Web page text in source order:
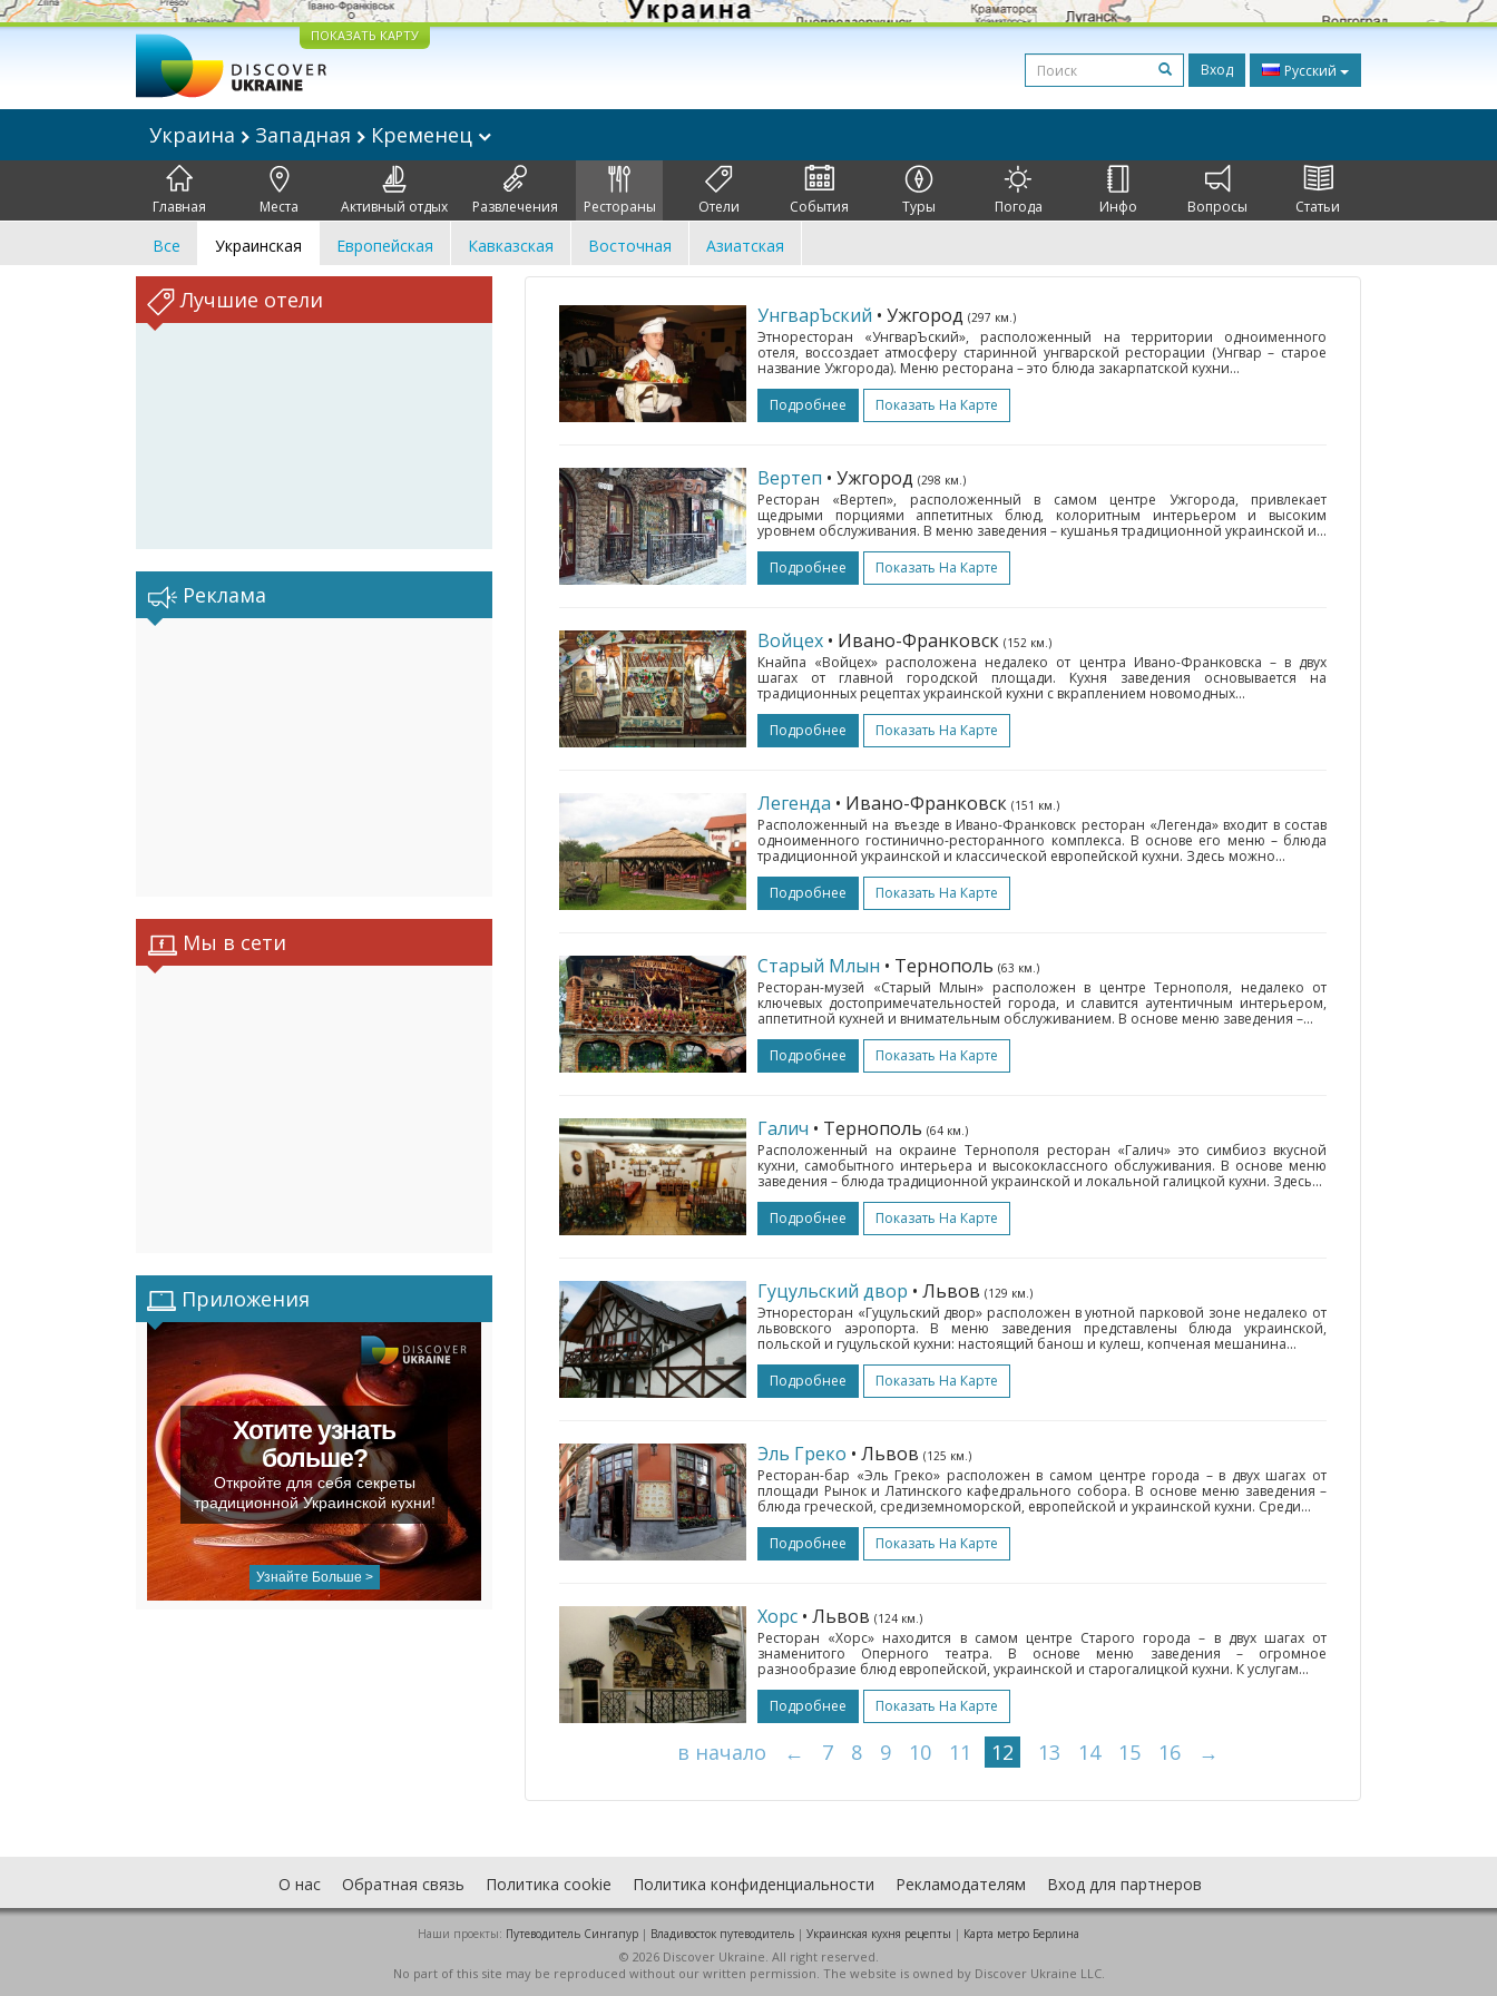
ПОКАЗАТЬ КАРТУ
Вход Русский
Украина Западная Кременец
Главная Места Активный отдых Развлечения Рестораны Отели События Туры Погода Инфо Вопросы Статьи
Все Украинская Европейская Кавказская Восточная Азиатская
Лучшие отели
Реклама
Мы в сети
Приложения
Хотите узнать
больше?
Откройте для себя секреты
традиционной Украинской кухни!
Узнайте Больше >
УнгварЪский • Ужгород (297 км.)
Этноресторан «УнгварЪский», расположенный на территории одноименного
отеля, воссоздает атмосферу старинной унгварской ресторации (Унгвар – старое
название Ужгорода). Меню ресторана – это блюда закарпатской кухни...
Подробнее
Показать На Карте
Вертеп • Ужгород (298 км.)
Ресторан «Вертеп», расположенный в самом центре Ужгорода, привлекает
щедрыми порциями аппетитных блюд, колоритным интерьером и высоким
уровнем обслуживания. В меню заведения – кушанья традиционной украинской и...
Подробнее
Показать На Карте
Войцех • Ивано-Франковск (152 км.)
Кнайпа «Войцех» расположена недалеко от центра Ивано-Франковска – в двух
шагах от главной городской площади. Кухня заведения основывается на
традиционных рецептах украинской кухни с вкраплением новомодных...
Подробнее
Показать На Карте
Легенда • Ивано-Франковск (151 км.)
Расположенный на въезде в Ивано-Франковск ресторан «Легенда» входит в состав
одноименного гостинично-ресторанного комплекса. В основе его меню – блюда
традиционной украинской и классической европейской кухни. Здесь можно...
Подробнее
Показать На Карте
Старый Млын • Тернополь (63 км.)
Ресторан-музей «Старый Млын» расположен в центре Тернополя, недалеко от
ключевых достопримечательностей города, и славится аутентичным интерьером,
аппетитной кухней и внимательным обслуживанием. В основе меню заведения –...
Подробнее
Показать На Карте
Галич • Тернополь (64 км.)
Расположенный на окраине Тернополя ресторан «Галич» это симбиоз вкусной
кухни, самобытного интерьера и высококлассного обслуживания. В основе меню
заведения – блюда традиционной украинской и локальной галицкой кухни. Здесь...
Подробнее
Показать На Карте
Гуцульский двор • Львов (129 км.)
Этноресторан «Гуцульский двор» расположен в уютной парковой зоне недалеко от
львовского аэропорта. В меню заведения представлены блюда украинской,
польской и гуцульской кухни: настоящий банош и кулеш, копченая мешанина...
Подробнее
Показать На Карте
Эль Греко • Львов (125 км.)
Ресторан-бар «Эль Греко» расположен в самом центре города – в двух шагах от
площади Рынок и Латинского кафедрального собора. В основе меню заведения –
блюда греческой, средиземноморской, европейской и украинской кухни. Среди...
Подробнее
Показать На Карте
Хорс • Львов (124 км.)
Ресторан «Хорс» находится в самом центре Старого города – в двух шагах от
знаменитого Оперного театра. В основе меню заведения – огромное
разнообразие блюд европейской, украинской и старогалицкой кухни. К услугам...
Подробнее
Показать На Карте
в начало ← 7 8 9 10 11 12 13 14 15 16 →
О нас Обратная связь Политика cookie Политика конфиденциальности Рекламодателям Вход для партнеров
Наши проекты: Путеводитель Сингапур | Владивосток путеводитель | Украинская кухня рецепты | Карта метро Берлина
© 2026 Discover Ukraine. All right reserved.
No part of this site may be reproduced without our written permission. The website is owned by Discover Ukraine LLC.